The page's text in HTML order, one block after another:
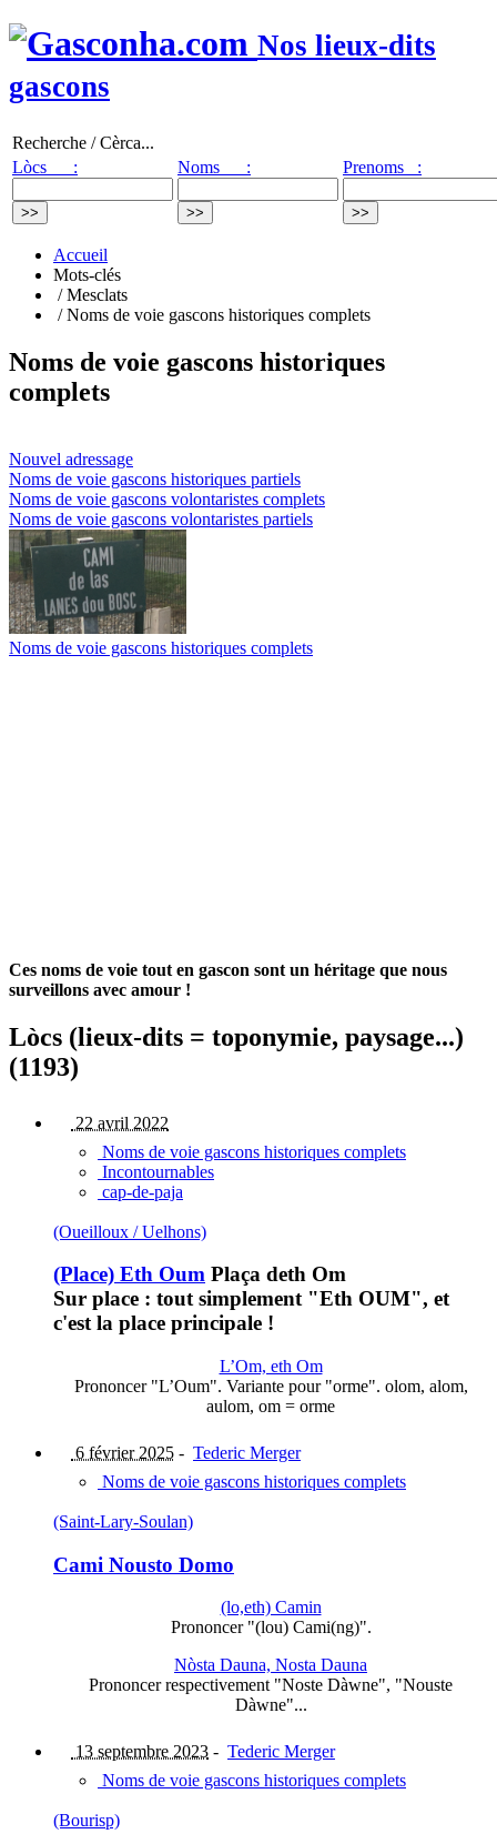
Nos lieux-dits
gascons
Recherche / Cèrca...
Lòcs :
Noms : Prenoms :
Accueil
Mots-clés
/ Mesclats
/ Noms de voie gascons historiques complets
Noms de voie gascons historiques
complets
Nouvel adressage
Noms de voie gascons historiques partiels
Noms de voie gascons volontaristes complets
Noms de voie gascons volontaristes partiels
Noms de voie gascons historiques complets
Ces noms de voie tout en gascon sont un héritage que nous
surveillons avec amour !
Lòcs (lieux-dits = toponymie, paysage...)
(1193)
22 avril 2022
Noms de voie gascons historiques complets
Incontournables
cap-de-paja
(Oueilloux / Uelhons)
(Place) Eth Oum Plaça deth Om
Sur place : tout simplement "Eth OUM", et
c'est la place principale !
L’Om, eth Om
Prononcer "L’Oum". Variante pour "orme". olom, alom,
aulom, om = orme
6 février 2025 - Tederic Merger
Noms de voie gascons historiques complets
(Saint-Lary-Soulan)
Cami Nousto Domo
(lo,eth) Camin
Prononcer "(lou) Cami(ng)".
Nòsta Dauna, Nosta Dauna
Prononcer respectivement "Noste Dàwne", "Nouste
Dàwne"...
13 septembre 2023 - Tederic Merger
Noms de voie gascons historiques complets
(Bourisp)